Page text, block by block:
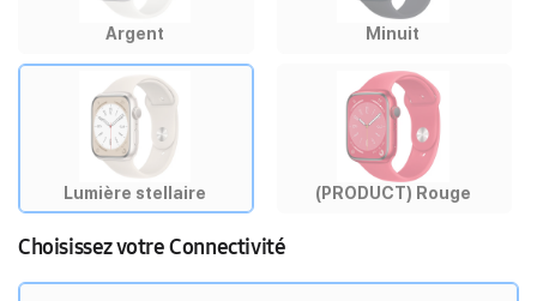
Argent Minuit
Lumière stellaire (PRODUCT) Rouge
Choisissez votre Connectivité